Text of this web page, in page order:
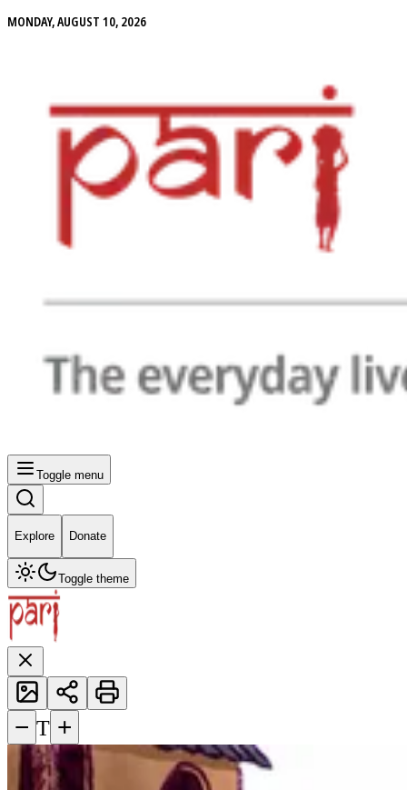
MONDAY, AUGUST 10, 2026
Toggle menu
Explore Donate
Toggle theme
− T +